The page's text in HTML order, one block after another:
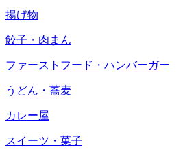
揚げ物
餃子・肉まん
ファーストフード・ハンバーガー
うどん・蕎麦
カレー屋
スイーツ・菓子